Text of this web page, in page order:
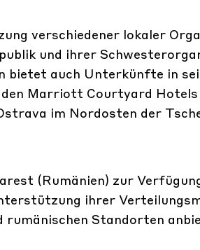
verschiedener lokaler
und ihrer
bietet auch Unterkünfte in
Marriott Courtyard Hotels
im Nordosten der
(Rumänien) zur
ihrer
rumänischen Standorten